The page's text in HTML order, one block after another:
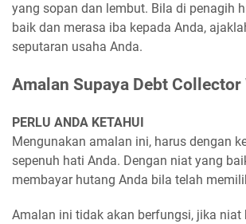
yang sopan dan lembut. Bila di penagih
baik dan merasa iba kepada Anda,
seputaran usaha Anda.
Amalan Supaya Debt Collector
PERLU ANDA KETAHUI
Mengunakan amalan ini, harus dengan
sepenuh hati Anda. Dengan niat yang
membayar hutang Anda bila telah
Amalan ini tidak akan berfungsi, jika niat